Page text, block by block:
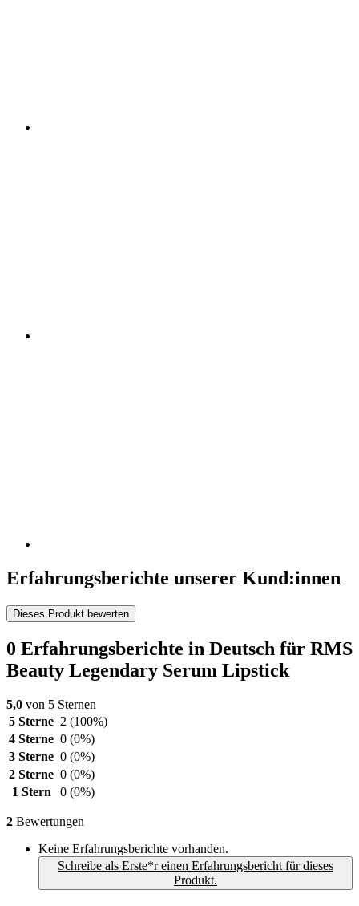
Erfahrungsberichte unserer Kund:innen
Dieses Produkt bewerten
0 Erfahrungsberichte in Deutsch für RMS
Beauty Legendary Serum Lipstick
5,0 von 5 Sternen
5 Sterne 2 (100%)
4 Sterne 0 (0%)
3 Sterne 0 (0%)
2 Sterne 0 (0%)
1 Stern
0 (0%)
2 Bewertungen
Keine Erfahrungsberichte vorhanden.
Schreibe als Erste*r einen Erfahrungsbericht für dieses
Produkt.